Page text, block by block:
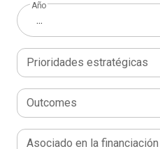
Año
...
Prioridades estratégicas
Outcomes
Asociado en la financiación